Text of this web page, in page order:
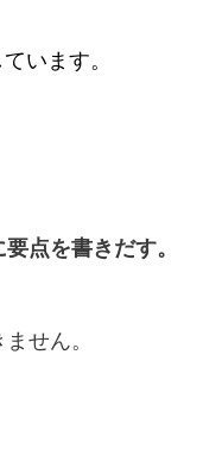
います。
点を書きだす。
せん。